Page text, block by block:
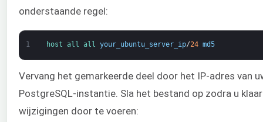
onderstaande regel:
1 host all all your_ubuntu_server_ip/24 md5
Vervang het gemarkeerde deel door het IP-adres van
PostgreSQL-instantie. Sla het bestand op zodra u
wijzigingen door te voeren: